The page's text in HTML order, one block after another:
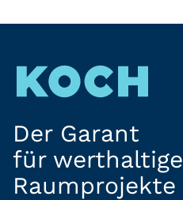
Der Garant
für werthaltige
Raumprojekte